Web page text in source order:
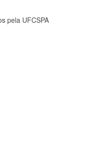
pela UFCSPA